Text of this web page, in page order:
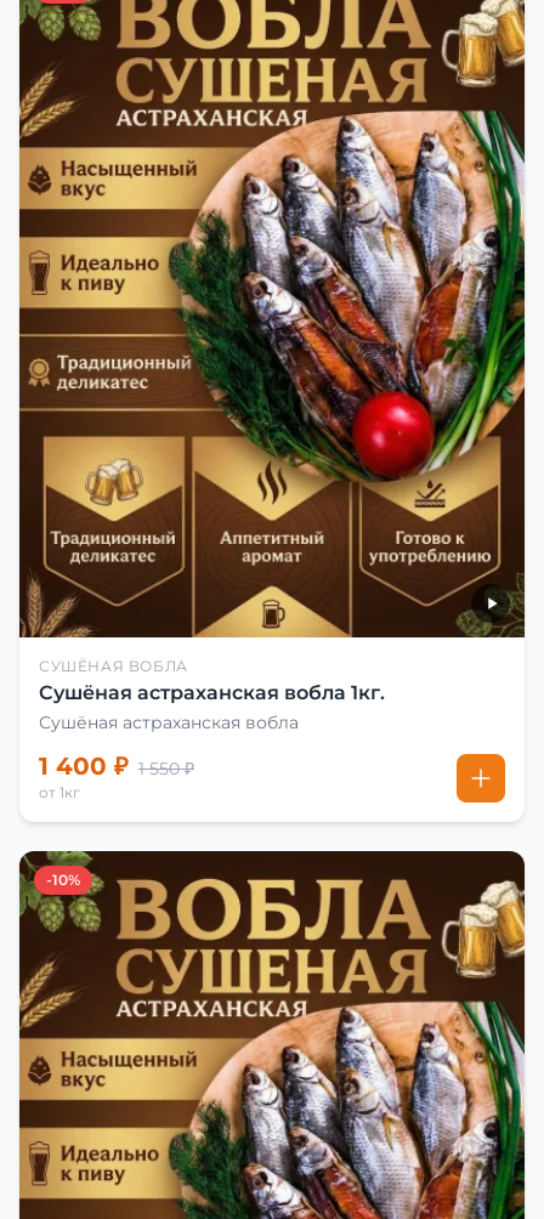
СУШЁНАЯ ВОБЛА
Сушёная астраханская вобла 1кг.
Сушёная астраханская вобла
1 400 ₽ 1 550 ₽
от 1кг
-10%